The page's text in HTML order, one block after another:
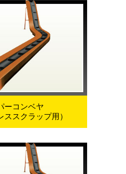
ーコンベヤ
ススクラップ用）